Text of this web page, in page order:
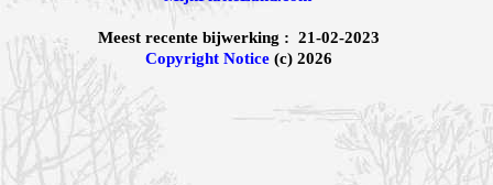
Meest recente bijwerking : 21-02-2023
Copyright Notice(c) 2026